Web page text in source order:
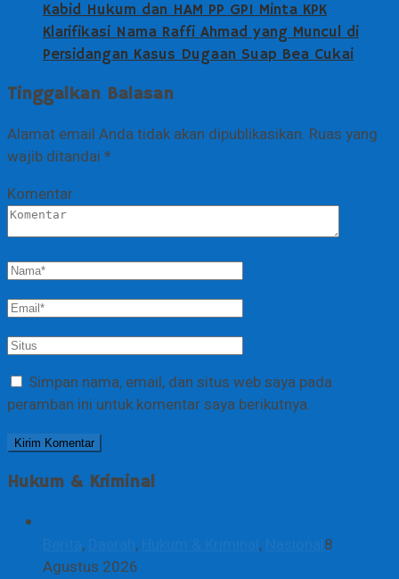
Kabid Hukum dan HAM PP GPI Minta KPK
Klarifikasi Nama Raffi Ahmad yang Muncul di
Persidangan Kasus Dugaan Suap Bea Cukai
Tinggalkan Balasan
Alamat email Anda tidak akan dipublikasikan. Ruas yang
wajib ditandai *
Komentar
Simpan nama, email, dan situs web saya pada
peramban ini untuk komentar saya berikutnya.
Hukum & Kriminal
, , ,
8
Agustus 2026